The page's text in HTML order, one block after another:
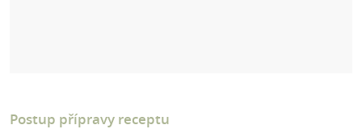
Postup přípravy receptu